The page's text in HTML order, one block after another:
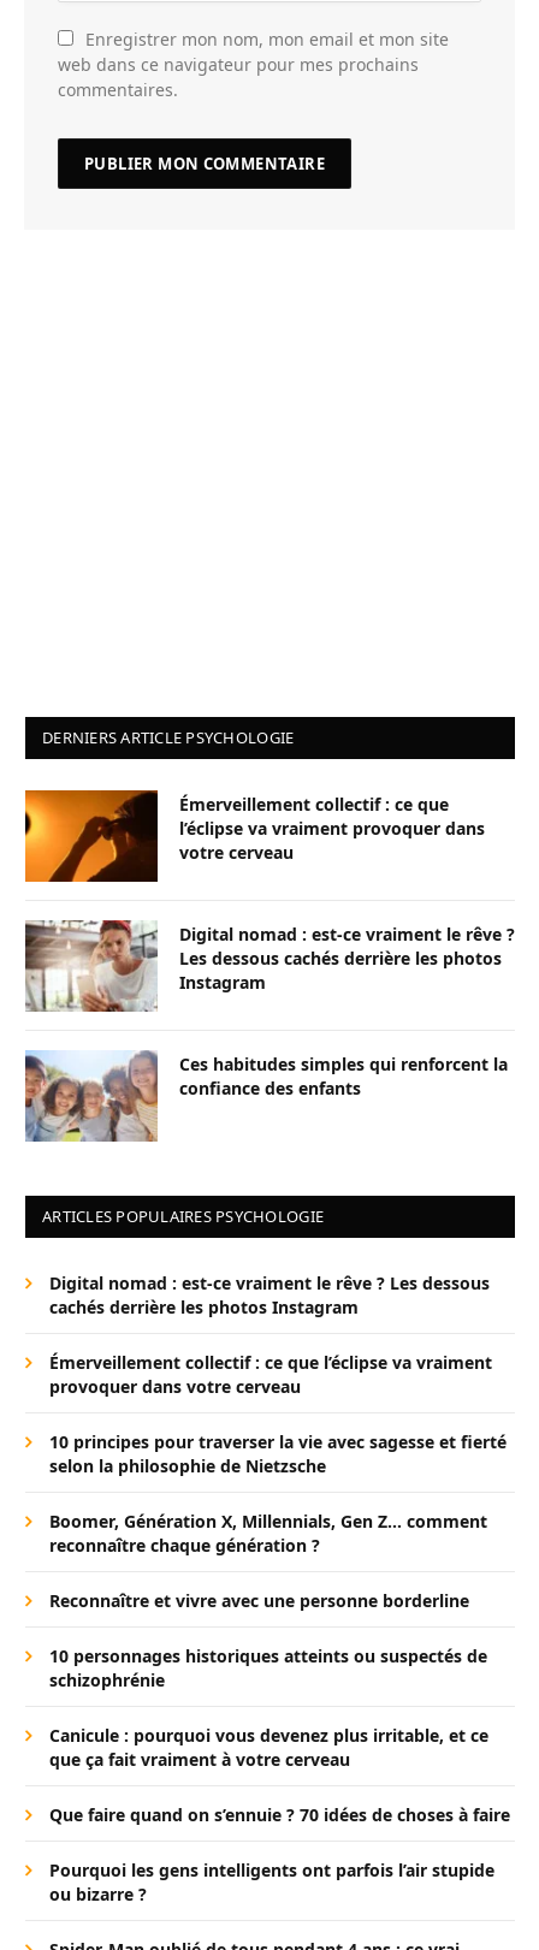
Enregistrer mon nom, mon email et mon site
web dans ce navigateur pour mes prochains
commentaires.
DERNIERS ARTICLE PSYCHOLOGIE
Émerveillement collectif : ce que
l’éclipse va vraiment provoquer dans
votre cerveau
Digital nomad : est-ce vraiment le rêve ?
Les dessous cachés derrière les photos
Instagram
Ces habitudes simples qui renforcent la
confiance des enfants
ARTICLES POPULAIRES PSYCHOLOGIE
Digital nomad : est-ce vraiment le rêve ? Les dessous
cachés derrière les photos Instagram
Émerveillement collectif : ce que l’éclipse va vraiment
provoquer dans votre cerveau
10 principes pour traverser la vie avec sagesse et fierté
selon la philosophie de Nietzsche
Boomer, Génération X, Millennials, Gen Z… comment
reconnaître chaque génération ?
Reconnaître et vivre avec une personne borderline
10 personnages historiques atteints ou suspectés de
schizophrénie
Canicule : pourquoi vous devenez plus irritable, et ce
que ça fait vraiment à votre cerveau
Que faire quand on s’ennuie ? 70 idées de choses à faire
Pourquoi les gens intelligents ont parfois l’air stupide
ou bizarre ?